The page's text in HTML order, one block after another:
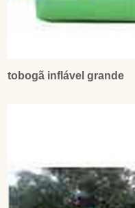
tobogã inflável grande